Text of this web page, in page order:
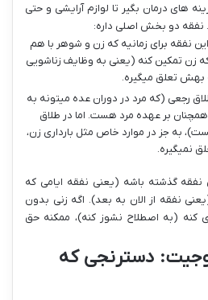
های درمان بگیر تا لوازم آرایشی و حتی
نفقه دو بخش اصلی داره:
این نفقه برای زمانیه که زن و شوهر با هم
که زن تمکین کنه (یعنی به وظایف زناشویی
تعلق میگیره.
رجعی (که مرد در دوران عده میتونه به
بر عهده مرد هست. اما در طلاق
به جز در موارد خاص مثل بارداری زن،
نمیگیره.
نفقه گذشته باشه (یعنی نفقه ایامی که
نفقه از الان به بعد). اگه زنی بدون
کنه (به اصطلاح نشوز کنه)، ممکنه حق
دسترنجی که